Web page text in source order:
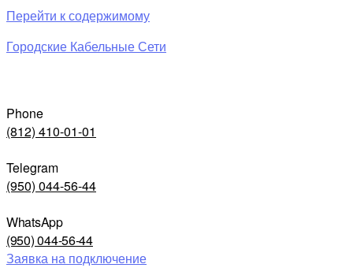
Перейти к содержимому
Городские Кабельные Сети
Phone
(812) 410-01-01
Telegram
(950) 044-56-44
WhatsApp
(950) 044-56-44
Заявка на подключение